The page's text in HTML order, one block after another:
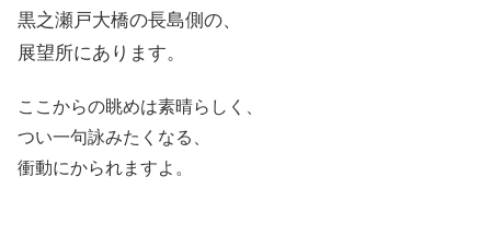
黒之瀬戸大橋の長島側の、
展望所にあります。
ここからの眺めは素晴らしく、
つい一句詠みたくなる、
衝動にかられますよ。